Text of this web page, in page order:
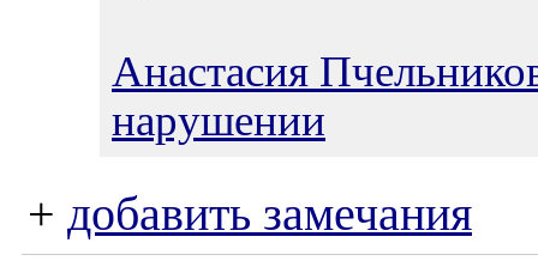
Анастасия
нарушении
+ добавить замечания